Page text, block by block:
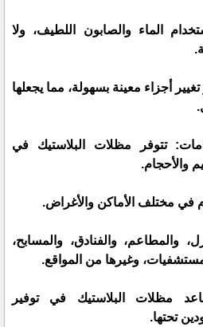
الماء والصابون اللطيف، ولا
أجزاء معينة بسهولة، مما يجعلها
تتوفر مظلات البلاستيك في
والأحجام.
في مختلف الأماكن والأغراض.
والمطاعم، والفنادق، والمسابح،
وغيرها من المواقع.
مظلات البلاستيك في توفير
تحتها.